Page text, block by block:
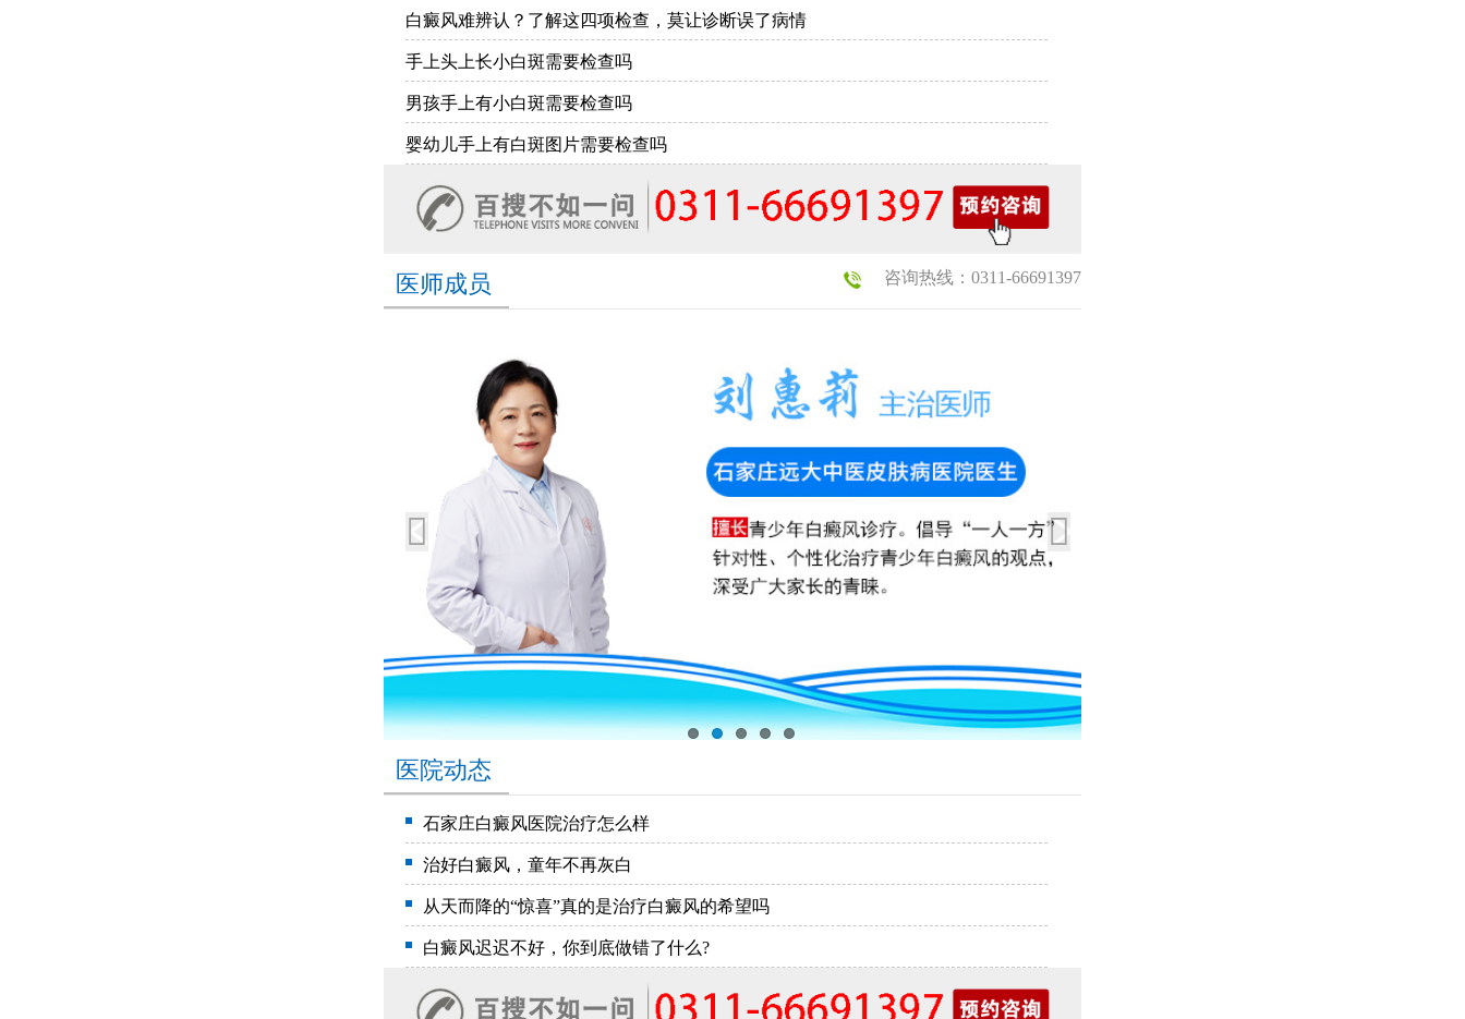
白癜风难辨认？了解这四项检查，莫让诊断误了病情
手上头上长小白斑需要检查吗
男孩手上有小白斑需要检查吗
婴幼儿手上有白斑图片需要检查吗
咨询热线：0311-66691397
医师成员
医院动态
石家庄白癜风医院治疗怎么样
治好白癜风，童年不再灰白
从天而降的“惊喜”真的是治疗白癜风的希望吗
白癜风迟迟不好，你到底做错了什么?